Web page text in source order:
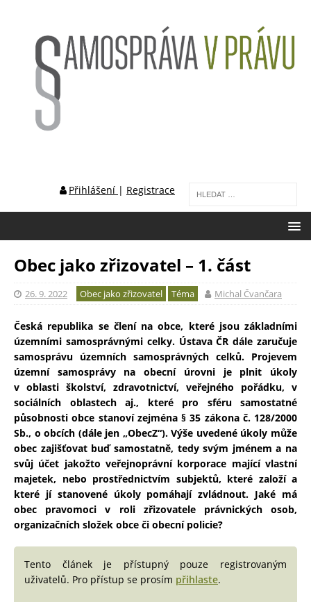
Přihlášení | Registrace
Obec jako zřizovatel – 1. část
26. 9. 2022 Obec jako zřizovatel Téma Michal Čvančara
Česká republika se člení na obce, které jsou základními
územními samosprávnými celky. Ústava ČR dále zaručuje
samosprávu územních samosprávných celků. Projevem
územní samosprávy na obecní úrovni je plnit úkoly
v oblasti školství, zdravotnictví, veřejného pořádku, v
sociálních oblastech aj., které pro sféru samostatné
působnosti obce stanoví zejména § 35 zákona č. 128/2000
Sb., o obcích (dále jen „ObecZ“). Výše uvedené úkoly může
obec zajišťovat buď samostatně, tedy svým jménem a na
svůj účet jakožto veřejnoprávní korporace mající vlastní
majetek, nebo prostřednictvím subjektů, které založí a
které jí stanovené úkoly pomáhají zvládnout. Jaké má
obec pravomoci v roli zřizovatele právnických osob,
organizačních složek obce či obecní policie?
Tento článek je přístupný pouze registrovaným
uživatelů. Pro přístup se prosím přihlaste.